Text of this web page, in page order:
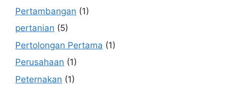
Pertambangan (1)
pertanian (5)
Pertolongan Pertama (1)
Perusahaan (1)
Peternakan (1)